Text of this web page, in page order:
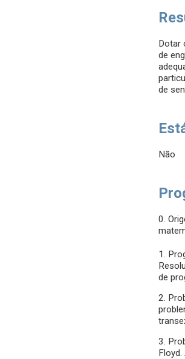
Dotar
de
de
Não
0.
1.
de
2.
3.